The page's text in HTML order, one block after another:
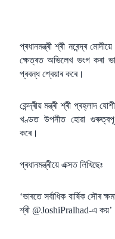
প্ৰধানমন্ত্ৰী শ্ৰী নৰেন্দ্ৰ
ক্ষেত্ৰত অভিলেখ ভংগ কৰা
প্ৰবন্ধ শ্বেয়াৰ কৰে।
কেন্দ্ৰীয় মন্ত্ৰী শ্ৰী প্ৰহ্লাদ
খণ্ডত উপনীত হোৱা
কৰে।
প্ৰধানমন্ত্ৰীয়ে এক্সত লিখিছেঃ
‘ভাৰতে সৰ্বাধিক বাৰ্ষিক সৌৰ
শ্ৰী @JoshiPralhad-এ কয়’